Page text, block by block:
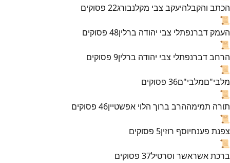
הכתב והקבלהיעקב צבי מקלנבורג22 פסוקים
📜
העמק דברנפתלי צבי יהודה ברלין48 פסוקים
📜
הרחב דברנפתלי צבי יהודה ברלין9 פסוקים
📜
מלבי"םמלבי"ם36 פסוקים
📜
תורה תמימההרב ברוך הלוי אפשטיין46 פסוקים
📜
צפנת פענחיוסף רוזין5 פסוקים
📜
ברכת אשראשר וסרטיל37 פסוקים